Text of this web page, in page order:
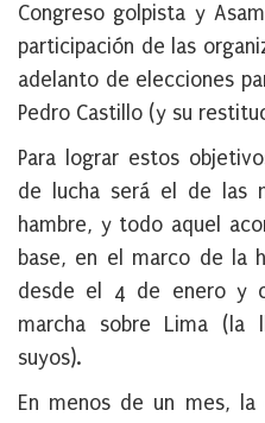
Congreso golpista y
participación de las
adelanto de elecciones
Pedro Castillo (y su
Para lograr estos
de lucha será el de las
hambre, y todo aquel
base, en el marco de la
desde el 4 de enero y
marcha sobre Lima (la
suyos).
En menos de un mes,